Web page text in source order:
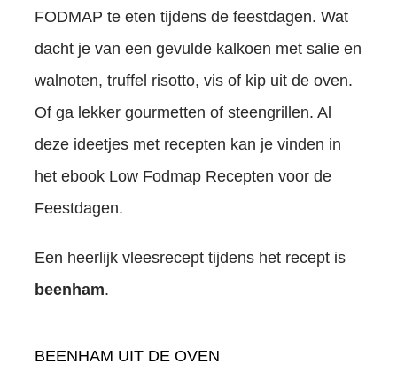
FODMAP te eten tijdens de feestdagen. Wat
dacht je van een gevulde kalkoen met salie en
walnoten, truffel risotto, vis of kip uit de oven.
Of ga lekker gourmetten of steengrillen. Al
deze ideetjes met recepten kan je vinden in
het ebook Low Fodmap Recepten voor de
Feestdagen.
Een heerlijk vleesrecept tijdens het recept is
beenham.
BEENHAM UIT DE OVEN